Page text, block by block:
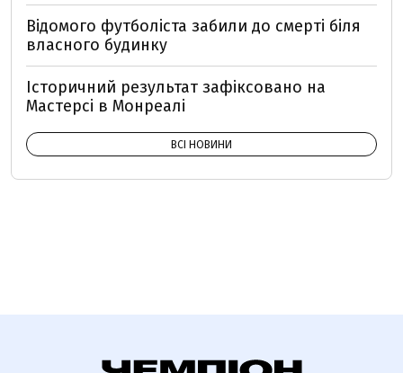
Відомого футболіста забили до смерті біля
власного будинку
Історичний результат зафіксовано на
Мастерсі в Монреалі
ВСІ НОВИНИ